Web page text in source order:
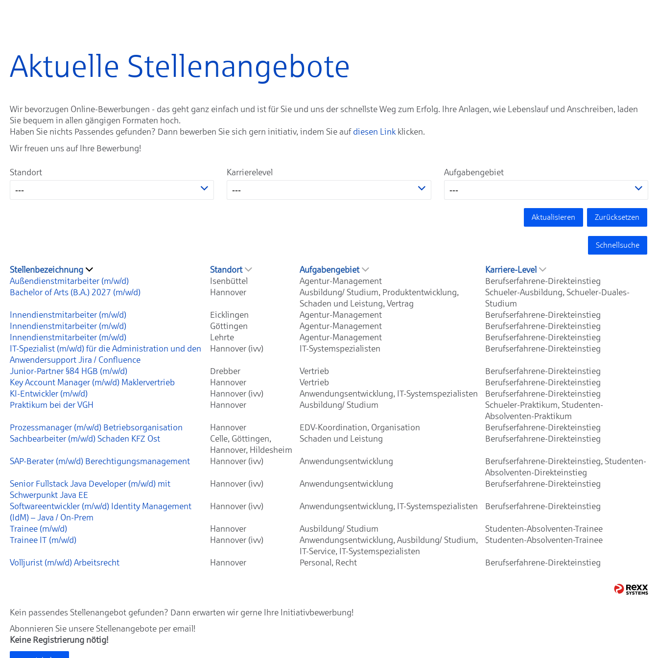
Aktuelle Stellenangebote
Wir bevorzugen Online-Bewerbungen - das geht ganz einfach und ist für Sie und uns der schnellste Weg zum Erfolg. Ihre Anlagen, wie Lebenslauf und Anschreiben, laden
Sie bequem in allen gängigen Formaten hoch.
Haben Sie nichts Passendes gefunden? Dann bewerben Sie sich gern initiativ, indem Sie auf diesen Linkklicken.
Wir freuen uns auf Ihre Bewerbung!
Standort
---
Karrierelevel
---
Aufgabengebiet
---
Aktualisieren Zurücksetzen
Schnellsuche
Stellenbezeichnung Standort Aufgabengebiet
Karriere-Level
Außendienstmitarbeiter (m/w/d)
Isenbüttel Agentur-Management
Berufserfahrene-Direkteinstieg
Bachelor of Arts (B.A.) 2027 (m/w/d)
Hannover
Ausbildung/ Studium, Produktentwicklung,
Schaden und Leistung, Vertrag
Schueler-Ausbildung, Schueler-Duales-
Studium
Innendienstmitarbeiter (m/w/d)
Eicklingen Agentur-Management
Berufserfahrene-Direkteinstieg
Innendienstmitarbeiter (m/w/d)
Göttingen Agentur-Management
Berufserfahrene-Direkteinstieg
Innendienstmitarbeiter (m/w/d)
Lehrte Agentur-Management
Berufserfahrene-Direkteinstieg
IT-Spezialist (m/w/d) für die Administration und den
Anwendersupport Jira / Confluence
Hannover (ivv) IT-Systemspezialisten Berufserfahrene-Direkteinstieg
Junior-Partner §84 HGB (m/w/d) Drebber Vertrieb
Berufserfahrene-Direkteinstieg
Key Account Manager (m/w/d) Maklervertrieb
Hannover Vertrieb
Berufserfahrene-Direkteinstieg
KI-Entwickler (m/w/d)
Hannover (ivv) Anwendungsentwicklung, IT-Systemspezialisten
Berufserfahrene-Direkteinstieg
Praktikum bei der VGH
Hannover Ausbildung/ Studium
Schueler-Praktikum, Studenten-
Absolventen-Praktikum
Prozessmanager (m/w/d) Betriebsorganisation
Hannover EDV-Koordination, Organisation
Berufserfahrene-Direkteinstieg
Sachbearbeiter (m/w/d) Schaden KFZ Ost
Celle, Göttingen,
Hannover, Hildesheim
Schaden und Leistung Berufserfahrene-Direkteinstieg
SAP-Berater (m/w/d) Berechtigungsmanagement Hannover (ivv) Anwendungsentwicklung
Berufserfahrene-Direkteinstieg, Studenten-
Absolventen-Direkteinstieg
Senior Fullstack Java Developer (m/w/d) mit
Schwerpunkt Java EE
Hannover (ivv) Anwendungsentwicklung Berufserfahrene-Direkteinstieg
Softwareentwickler (m/w/d) Identity Management
(IdM) – Java / On-Prem
Hannover (ivv) Anwendungsentwicklung, IT-Systemspezialisten Berufserfahrene-Direkteinstieg
Trainee (m/w/d) Hannover Ausbildung/ Studium
Studenten-Absolventen-Trainee
Trainee IT (m/w/d)
Hannover (ivv)
Anwendungsentwicklung, Ausbildung/ Studium,
IT-Service, IT-Systemspezialisten
Studenten-Absolventen-Trainee
Volljurist (m/w/d) Arbeitsrecht Hannover Personal, Recht Berufserfahrene-Direkteinstieg
Kein passendes Stellenangebot gefunden? Dann erwarten wir gerne Ihre Initiativbewerbung!
Abonnieren Sie unsere Stellenangebote per email!
Keine Registrierung nötig!